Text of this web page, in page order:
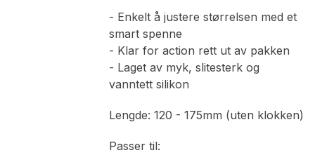
- Enkelt å justere størrelsen med et
smart spenne
- Klar for action rett ut av pakken
- Laget av myk, slitesterk og
vanntett silikon
Lengde: 120 - 175mm (uten klokken)
Passer til: